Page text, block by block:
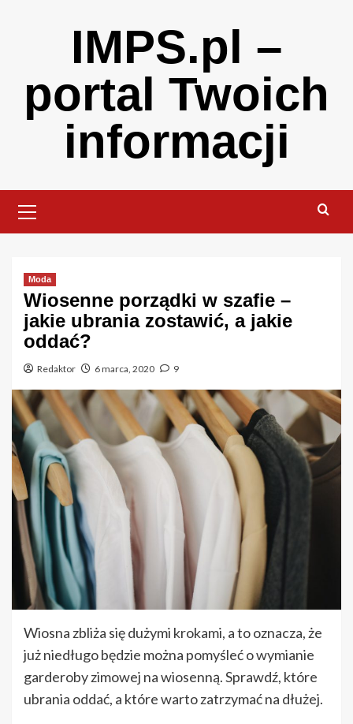
IMPS.pl –
portal Twoich
informacji
Menu
Moda
Wiosenne porządki w szafie –
jakie ubrania zostawić, a jakie
oddać?
Redaktor 6 marca, 2020 9
Wiosna zbliża się dużymi krokami, a to oznacza, że
już niedługo będzie można pomyśleć o wymianie
garderoby zimowej na wiosenną. Sprawdź, które
ubrania oddać, a które warto zatrzymać na dłużej.